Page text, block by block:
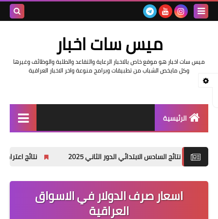
ميس سات اخبار
ميس سات اخبار هو موقع خاص بالاخبار الرعاية والتقاعد والطلبة والوظائف وغيرها
وكل مايخص الشباب من تطبيقات وبرامج منوعة واخر الاخبار العراقية
الرئيسية
اخبار وزارة التربية والتعليم
اخبار وزارة العمل وهيئة
السادس الابتدائي الدور الثاني 2025 نتائج اعتراضات السادس الاعدادي 2025 الدور الأول جميع
اسعار صرف الدولار في الاسواق
العراقية